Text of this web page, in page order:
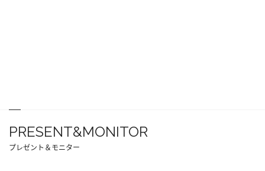
PRESENT&MONITOR
プレゼント＆モニター